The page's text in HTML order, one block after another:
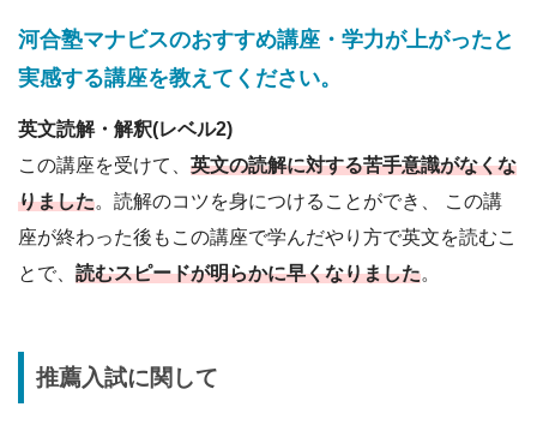
河合塾マナビスのおすすめ講座・学力が上がったと
実感する講座を教えてください。
英文読解・解釈(レベル2)
この講座を受けて、 英文の読解に対する苦手意識がなくな
りました。読解のコツを身につけることができ、 この講
座が終わった後もこの講座で学んだやり方で英文を読むこ
とで、 読むスピードが明らかに早くなりました。
推薦入試に関して